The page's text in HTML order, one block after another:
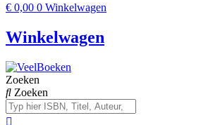
€ 0,00 0 Winkelwagen
Winkelwagen
Zoeken
Zoeken